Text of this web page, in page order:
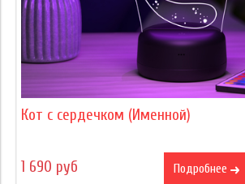
Кот с сердечком (Именной)
1 690 руб Подробнее